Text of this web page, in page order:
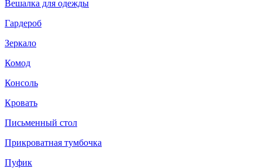
Вешалка для одежды
Гардероб
Зеркало
Комод
Консоль
Кровать
Письменный стол
Прикроватная тумбочка
Пуфик